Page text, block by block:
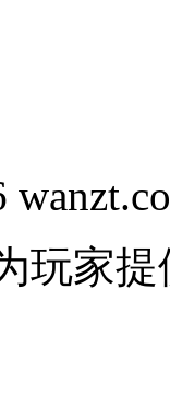
玩家